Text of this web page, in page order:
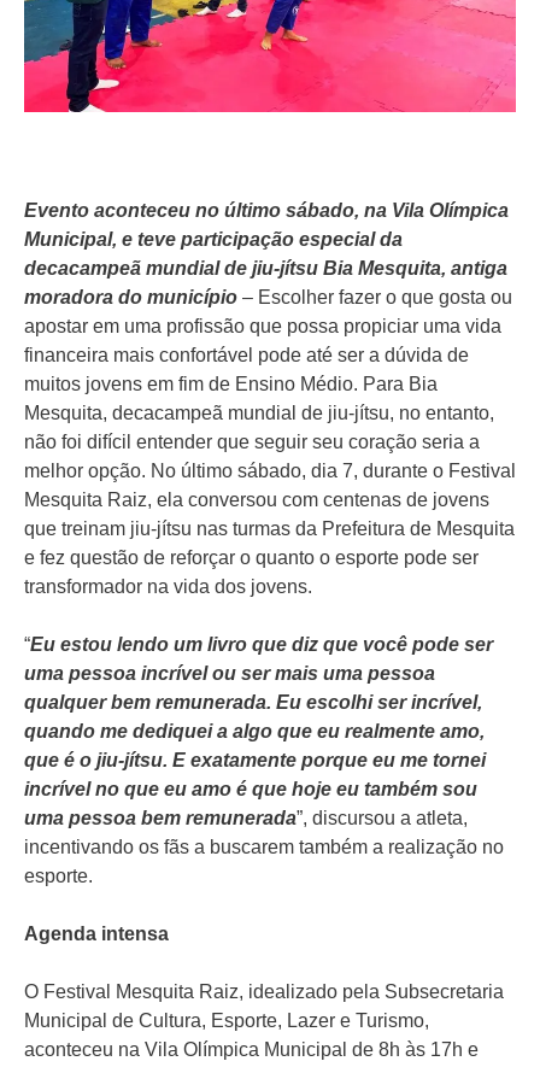
Evento aconteceu no último sábado, na Vila Olímpica
Municipal, e teve participação especial da
decacampeã mundial de jiu-jítsu Bia Mesquita, antiga
moradora do município – Escolher fazer o que gosta ou
apostar em uma profissão que possa propiciar uma vida
financeira mais confortável pode até ser a dúvida de
muitos jovens em fim de Ensino Médio. Para Bia
Mesquita, decacampeã mundial de jiu-jítsu, no entanto,
não foi difícil entender que seguir seu coração seria a
melhor opção. No último sábado, dia 7, durante o Festival
Mesquita Raiz, ela conversou com centenas de jovens
que treinam jiu-jítsu nas turmas da Prefeitura de Mesquita
e fez questão de reforçar o quanto o esporte pode ser
transformador na vida dos jovens.
“Eu estou lendo um livro que diz que você pode ser
uma pessoa incrível ou ser mais uma pessoa
qualquer bem remunerada. Eu escolhi ser incrível,
quando me dediquei a algo que eu realmente amo,
que é o jiu-jítsu. E exatamente porque eu me tornei
incrível no que eu amo é que hoje eu também sou
uma pessoa bem remunerada”, discursou a atleta,
incentivando os fãs a buscarem também a realização no
esporte.
Agenda intensa
O Festival Mesquita Raiz, idealizado pela Subsecretaria
Municipal de Cultura, Esporte, Lazer e Turismo,
aconteceu na Vila Olímpica Municipal de 8h às 17h e